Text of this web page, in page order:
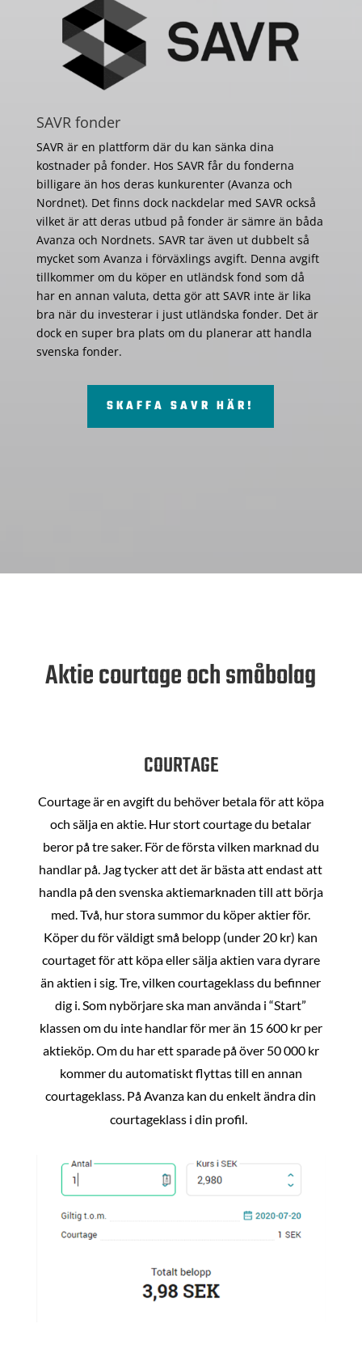
SAVR fonder
SAVR är en plattform där du kan sänka dina
kostnader på fonder. Hos SAVR får du fonderna
billigare än hos deras kunkurenter (Avanza och
Nordnet). Det finns dock nackdelar med SAVR också
vilket är att deras utbud på fonder är sämre än båda
Avanza och Nordnets. SAVR tar även ut dubbelt så
mycket som Avanza i förväxlings avgift. Denna avgift
tillkommer om du köper en utländsk fond som då
har en annan valuta, detta gör att SAVR inte är lika
bra när du investerar i just utländska fonder. Det är
dock en super bra plats om du planerar att handla
svenska fonder.
SKAFFA SAVR HÄR!
Aktie courtage och småbolag
COURTAGE
Courtage är en avgift du behöver betala för att köpa
och sälja en aktie. Hur stort courtage du betalar
beror på tre saker. För de första vilken marknad du
handlar på. Jag tycker att det är bästa att endast att
handla på den svenska aktiemarknaden till att börja
med. Två, hur stora summor du köper aktier för.
Köper du för väldigt små belopp (under 20 kr) kan
courtaget för att köpa eller sälja aktien vara dyrare
än aktien i sig. Tre, vilken courtageklass du befinner
dig i. Som nybörjare ska man använda i “Start”
klassen om du inte handlar för mer än 15 600 kr per
aktieköp. Om du har ett sparade på över 50 000 kr
kommer du automatiskt flyttas till en annan
courtageklass. På Avanza kan du enkelt ändra din
courtageklass i din profil.